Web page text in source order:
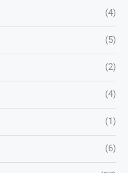
(4)
(5)
(2)
(4)
(1)
(6)